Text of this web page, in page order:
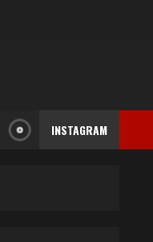
INSTAGRAM